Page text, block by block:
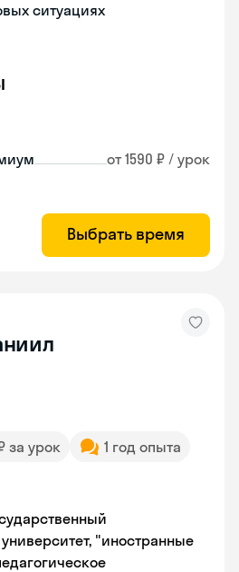
ситуациях
от 1590 ₽ / урок
Выбрать время
за урок
1 год опыта
"иностранные